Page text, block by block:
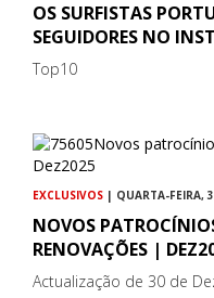
OS SURFISTAS
SEGUIDORES NO
Top10
EXCLUSIVOS | QUARTA-FEIRA,
NOVOS
RENOVAÇÕES |
Actualização de 30 de